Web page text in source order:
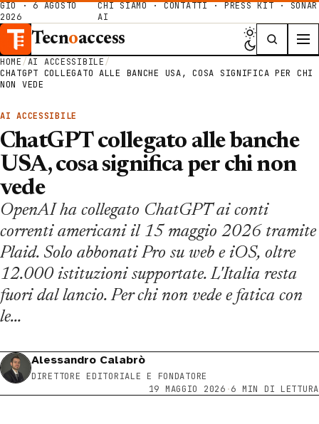
GIO · 6 AGOSTO
2026
CHI SIAMO ·CONTATTI ·PRESS KIT ·SONAR
AI
Tecnoaccess
HOME/AI ACCESSIBILE/
CHATGPT COLLEGATO ALLE BANCHE USA, COSA SIGNIFICA PER CHI
NON VEDE
AI ACCESSIBILE
ChatGPT collegato alle banche
USA, cosa significa per chi non
vede
OpenAI ha collegato ChatGPT ai conti
correnti americani il 15 maggio 2026 tramite
Plaid. Solo abbonati Pro su web e iOS, oltre
12.000 istituzioni supportate. L'Italia resta
fuori dal lancio. Per chi non vede e fatica con
le…
Alessandro Calabrò
DIRETTORE EDITORIALE E FONDATORE
19 MAGGIO 2026 ·6 MIN DI LETTURA